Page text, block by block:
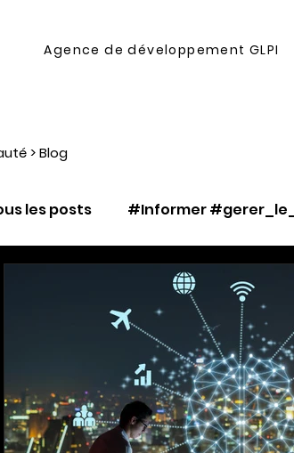
Agence de développement GLPI
> Blog
les posts #Informer
#sensibiliser #diffuser_les_règles